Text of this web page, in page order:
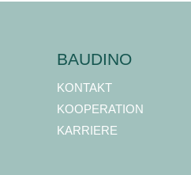
BAUDINO
KONTAKT
KOOPERATION
KARRIERE